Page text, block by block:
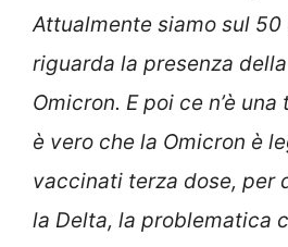
Attualmente siamo sul
riguarda la presenza
Omicron. E poi ce n’è
è vero che la Omicron è
vaccinati terza dose, per
la Delta, la problematica